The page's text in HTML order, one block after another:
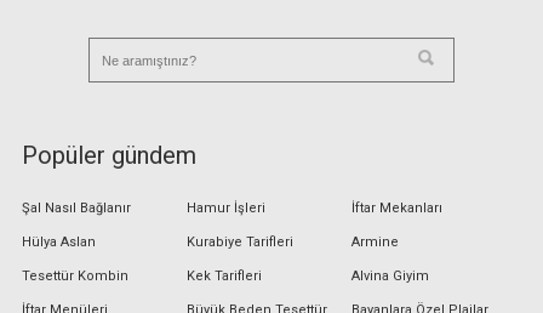
Popüler gündem
Şal Nasıl Bağlanır
Hülya Aslan
Tesettür Kombin
İftar Menüleri
Hamur İşleri
Kurabiye Tarifleri
Kek Tarifleri
Büyük Beden Tesettür
İftar Mekanları
Armine
Alvina Giyim
Bayanlara Özel Plajlar